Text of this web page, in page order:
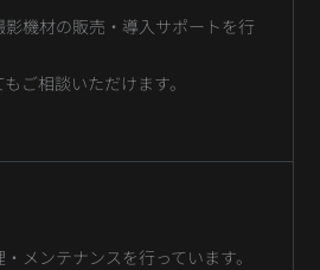
機材の販売・導入サポートを行
ご相談いただけます。
メンテナンスを行っています。